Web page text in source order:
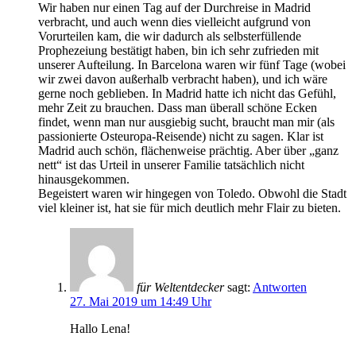
Wir haben nur einen Tag auf der Durchreise in Madrid
verbracht, und auch wenn dies vielleicht aufgrund von
Vorurteilen kam, die wir dadurch als selbsterfüllende
Prophezeiung bestätigt haben, bin ich sehr zufrieden mit
unserer Aufteilung. In Barcelona waren wir fünf Tage (wobei
wir zwei davon außerhalb verbracht haben), und ich wäre
gerne noch geblieben. In Madrid hatte ich nicht das Gefühl,
mehr Zeit zu brauchen. Dass man überall schöne Ecken
findet, wenn man nur ausgiebig sucht, braucht man mir (als
passionierte Osteuropa-Reisende) nicht zu sagen. Klar ist
Madrid auch schön, flächenweise prächtig. Aber über „ganz
nett“ ist das Urteil in unserer Familie tatsächlich nicht
hinausgekommen.
Begeistert waren wir hingegen von Toledo. Obwohl die Stadt
viel kleiner ist, hat sie für mich deutlich mehr Flair zu bieten.
für Weltentdecker sagt: Antworten
27. Mai 2019 um 14:49 Uhr
Hallo Lena!